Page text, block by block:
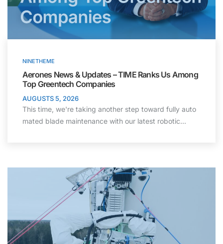
NINETHEME
Aerones News & Updates – TIME Ranks Us Among
Top Greentech Companies
AUGUSTS 5, 2026
This time, we're taking another step toward fully auto
mated blade maintenance with our latest robotic...